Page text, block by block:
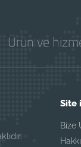
Ürün ve
Site
Bize